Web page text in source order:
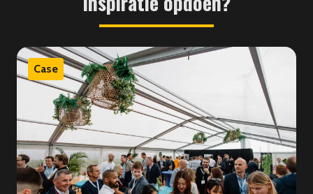
Case